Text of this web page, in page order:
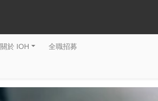
關於 IOH 全職招募